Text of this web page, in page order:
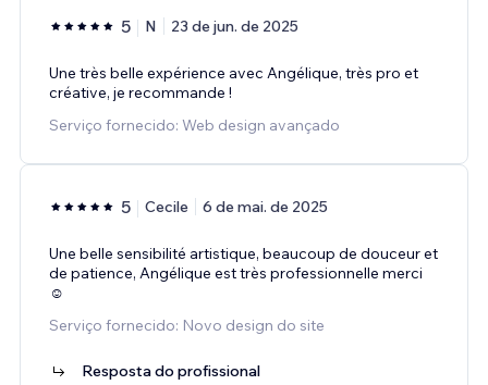
5 N 23 de jun. de 2025
Une très belle expérience avec Angélique, très pro et
créative, je recommande !
Serviço fornecido: Web design avançado
5 Cecile 6 de mai. de 2025
Une belle sensibilité artistique, beaucoup de douceur et
de patience, Angélique est très professionnelle merci
☺️
Serviço fornecido: Novo design do site
Resposta do profissional